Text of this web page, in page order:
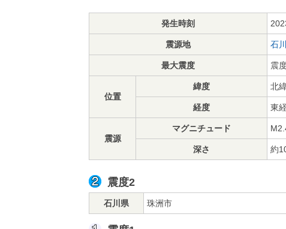
発生時刻
震源地 石
最大震度 震
位置
緯度 北
経度 東
震源
マグニチュード
深さ 約
震度2
石川県 珠洲市